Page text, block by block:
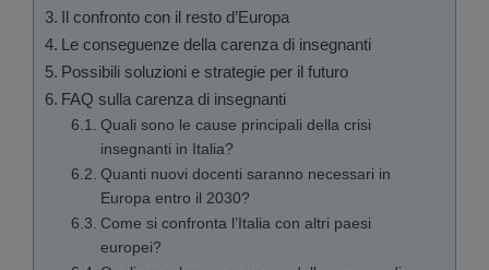
Il confronto con il resto d’Europa
Le conseguenze della carenza di insegnanti
Possibili soluzioni e strategie per il futuro
FAQ sulla carenza di insegnanti
Quali sono le cause principali della crisi
insegnanti in Italia?
Quanti nuovi docenti saranno necessari in
Europa entro il 2030?
Come si confronta l’Italia con altri paesi
europei?